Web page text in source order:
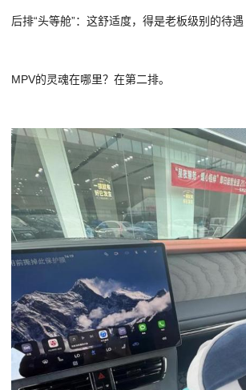
后排“头等舱”：这舒适度，得是老板级别的待遇
MPV的灵魂在哪里？在第二排。